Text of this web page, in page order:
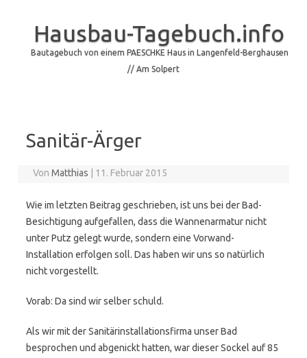
Hausbau-Tagebuch.info
Bautagebuch von einem PAESCHKE Haus in Langenfeld-Berghausen
// Am Solpert
Sanitär-Ärger
VonMatthias 11. Februar 2015
Wie im letzten Beitrag geschrieben, ist uns bei der Bad-
Besichtigung aufgefallen, dass die Wannenarmatur nicht
unter Putz gelegt wurde, sondern eine Vorwand-
Installation erfolgen soll. Das haben wir uns so natürlich
nicht vorgestellt.
Vorab: Da sind wir selber schuld.
Als wir mit der Sanitärinstallationsfirma unser Bad
besprochen und abgenickt hatten, war dieser Sockel auf 85